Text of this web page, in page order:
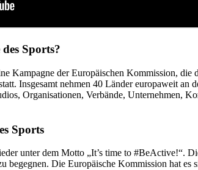
Sports?
Kampagne der Europäischen Kommission,
Insgesamt nehmen 40 Länder europaweit
Organisationen, Verbände, Unternehmen,
Sports
unter dem Motto „It’s time to #BeActive!“.
begegnen. Die Europäische Kommission hat